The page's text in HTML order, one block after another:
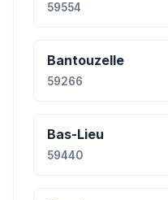
59554
Bantouzelle
59266
Bas-Lieu
59440